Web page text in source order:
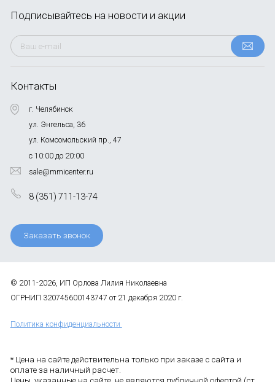
Контакты
г. Челябинск
ул. Энгельса, 36
ул. Комсомольский пр., 47
с 10:00 до 20:00
sale@mmicenter.ru
8 (351) 711-13-74
Заказать звонок
Подписывайтесь на новости и акции
© 2011-2026, ИП Орлова Лилия Николаевна
ОГРНИП 320745600143747 от 21 декабря 2020 г.
Политика конфиденциальности
* Цена на сайте действительна только при заказе с сайта и
оплате за наличный расчет.